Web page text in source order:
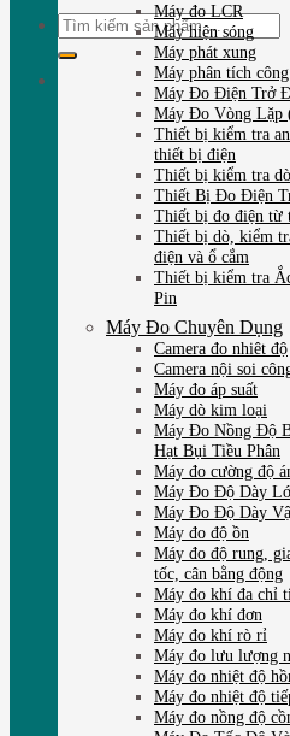
Tìm
kiếm:
Máy đo LCR
Máy hiện sóng
Máy phát xung
Máy phân tích
Máy Đo Điện Trở
Máy Đo Vòng Lặp
Thiết bị kiểm tra
thiết bị điện
Thiết bị kiểm tra
Thiết Bị Đo Điện
Thiết bị đo điện từ
Thiết bị dò, kiểm
điện và ổ cắm
Thiết bị kiểm tra
Pin
Máy Đo Chuyên Dụng
Camera đo nhiêt độ
Camera nội soi
Máy đo áp suất
Máy dò kim loại
Máy Đo Nồng Độ
Hạt Bụi Tiều Phân
Máy đo cường độ
Máy Đo Độ Dày
Máy Đo Độ Dày
Máy đo độ ồn
Máy đo độ rung,
tốc, cân bằng động
Máy đo khí đa chỉ
Máy đo khí đơn
Máy đo khí rò rỉ
Máy đo lưu lượng
Máy đo nhiệt độ
Máy đo nhiệt độ
Máy đo nồng độ